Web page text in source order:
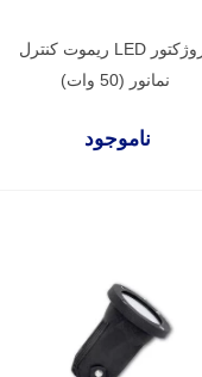
پروژکتور LED ریموت کنترل
نمانور (50 وات)
ناموجود